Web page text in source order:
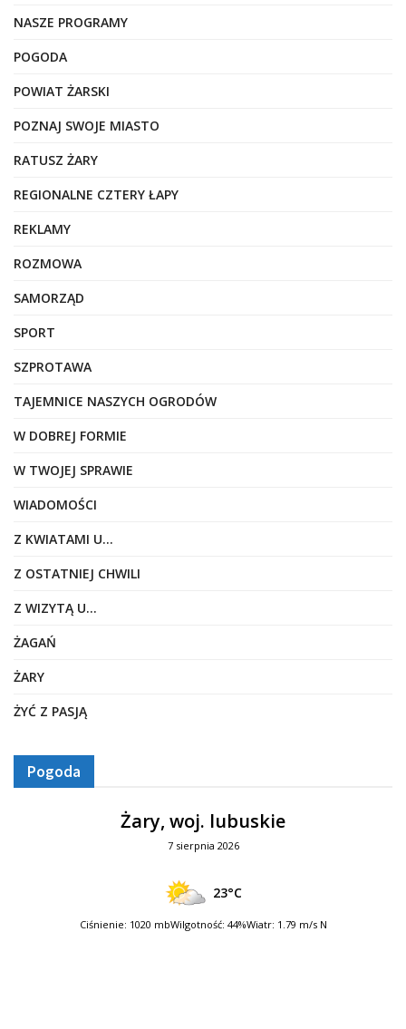
NASZE PROGRAMY
POGODA
POWIAT ŻARSKI
POZNAJ SWOJE MIASTO
RATUSZ ŻARY
REGIONALNE CZTERY ŁAPY
REKLAMY
ROZMOWA
SAMORZĄD
SPORT
SZPROTAWA
TAJEMNICE NASZYCH OGRODÓW
W DOBREJ FORMIE
W TWOJEJ SPRAWIE
WIADOMOŚCI
Z KWIATAMI U…
Z OSTATNIEJ CHWILI
Z WIZYTĄ U…
ŻAGAŃ
ŻARY
ŻYĆ Z PASJĄ
Pogoda
Żary, woj. lubuskie
7 sierpnia 2026
23°C
Ciśnienie: 1020 mbWilgotność: 44%Wiatr: 1.79 m/s N